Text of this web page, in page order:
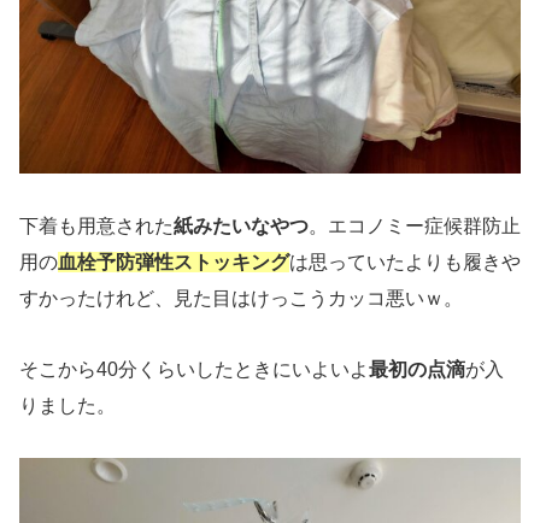
下着も用意された紙みたいなやつ。エコノミー症候群防止
用の血栓予防弾性ストッキングは思っていたよりも履きや
すかったけれど、見た目はけっこうカッコ悪いｗ。
そこから40分くらいしたときにいよいよ最初の点滴が入
りました。